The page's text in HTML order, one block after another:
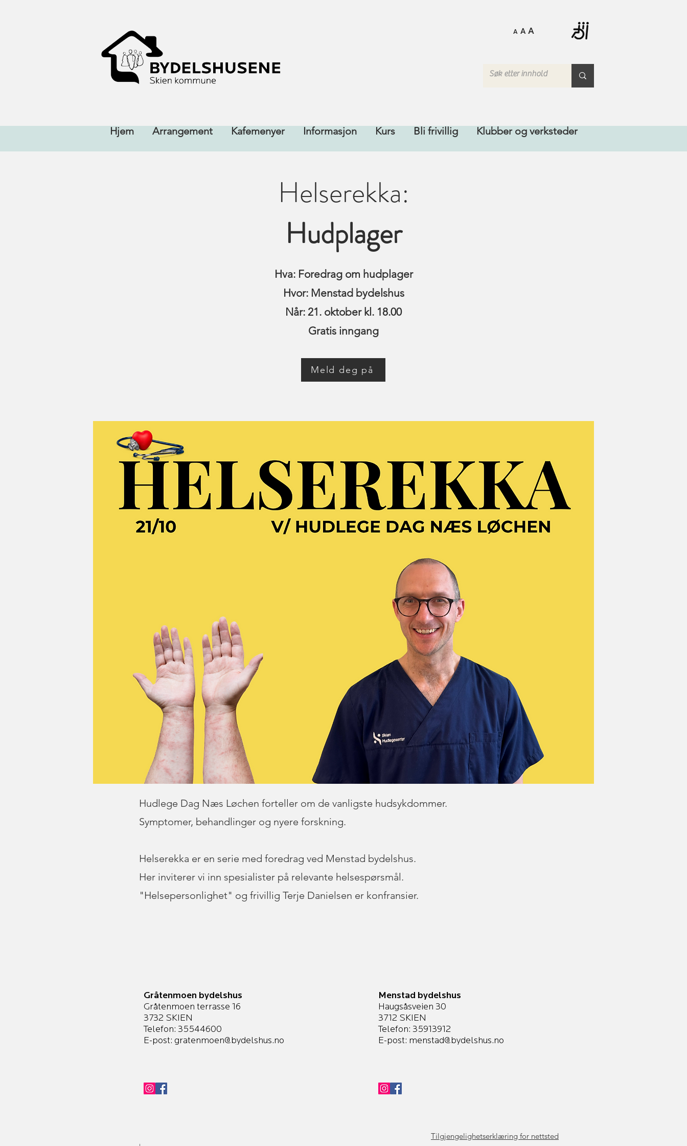
A A A
Hjem Arrangement Kafemenyer Informasjon Kurs Bli frivillig Klubber og verksteder
Helserekka:
Hudplager
Hva: Foredrag om hudplager
Hvor: Menstad bydelshus
Når: 21. oktober kl. 18.00
Gratis inngang
Meld deg på
Hudlege Dag Næs Løchen forteller om de vanligste hudsykdommer.
Symptomer, behandlinger og nyere forskning.
Helserekka er en serie med foredrag ved Menstad bydelshus.
Her inviterer vi inn spesialister på relevante helsespørsmål.
"Helsepersonlighet" og frivillig Terje Danielsen er konfransier.
Gråtenmoen bydelshus
Gråtenmoen terrasse 16
3732 SKIEN
Telefon: 35544600
E-post: gratenmoen@bydelshus.no
Menstad bydelshus
Haugsåsveien 30
3712 SKIEN
Telefon: 35913912
E-post: menstad@bydelshus.no
Tilgjengelighetserklæring for nettsted